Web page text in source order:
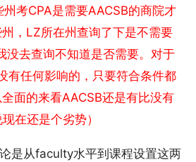
考CPA是需要AACSB的商院才
，LZ所在州查询了下是不需要
没去查询不知道是否需要。对于
有任何影响的，只要符合条件都
面的来看AACSB还是有比没有
在还是个劣势）
是从faculty水平到课程设置这两